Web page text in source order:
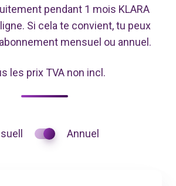
pendant 1 mois KLARA
Si cela te convient, tu peux
mensuel ou annuel.
les prix TVA non incl.
Annuel